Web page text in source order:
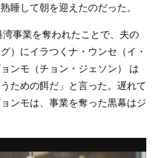
睡して朝を迎えたのだった。
事業を奪われたことで、夫の
）にイラつくナ・ウンセ（イ・
ンモ（チョン・ジェソン） は
ための餌だ」と言った。遅れて
ンモは、事業を奪った黒幕はジ